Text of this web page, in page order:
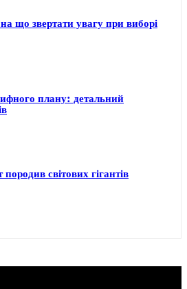
що звертати увагу при виборі
плану: детальний
світових гігантів